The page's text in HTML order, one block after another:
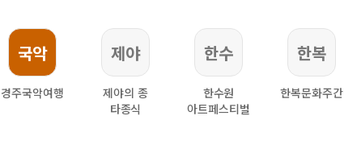
국악
경주국악여행
제야
제야의 종
타종식
한수
한수원
아트페스티벌
한복
한복문화주간